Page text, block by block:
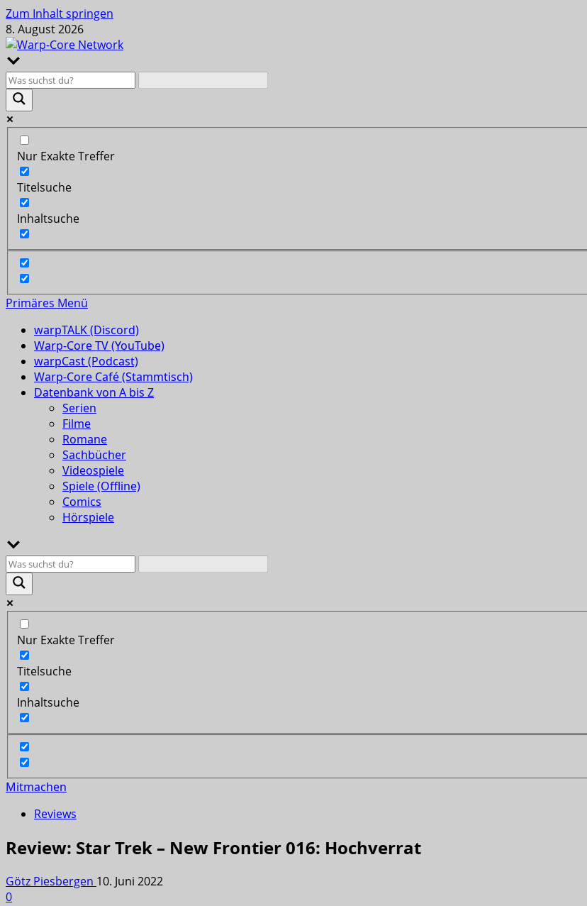
Zum Inhalt springen
8. August 2026
Nur Exakte Treffer
Titelsuche
Inhaltsuche
Primäres Menü
warpTALK (Discord)
Warp-Core TV (YouTube)
warpCast (Podcast)
Warp-Core Café (Stammtisch)
Datenbank von A bis Z
Serien
Filme
Romane
Sachbücher
Videospiele
Spiele (Offline)
Comics
Hörspiele
Nur Exakte Treffer
Titelsuche
Inhaltsuche
Mitmachen
Reviews
Review: Star Trek – New Frontier 016: Hochverrat
Götz Piesbergen 10. Juni 2022
0